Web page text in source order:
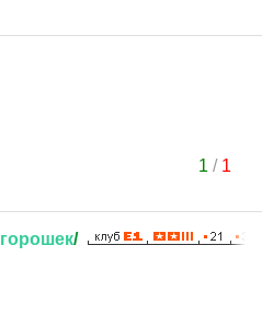
1 / 1
горошек/